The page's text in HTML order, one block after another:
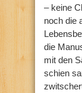
– keine
noch die
die
mit den
schien